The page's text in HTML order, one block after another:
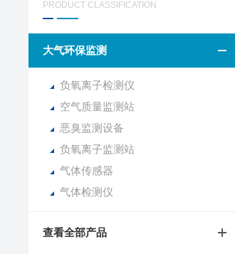
PRODUCT CLASSIFICATION
大气环保监测
负氧离子检测仪
空气质量监测站
恶臭监测设备
负氧离子监测站
气体传感器
气体检测仪
查看全部产品